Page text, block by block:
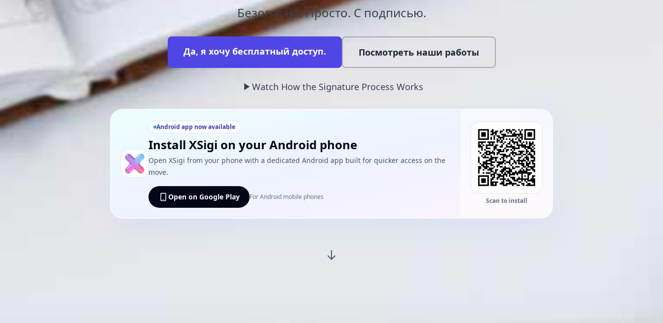
Безопасно. Просто. С подписью.
Да, я хочу бесплатный доступ. Посмотреть наши работы
Watch How the Signature Process Works
Android app now available
Install XSigi on your Android phone
Open XSigi from your phone with a dedicated Android app built for quicker access on the
move.
Open on Google Play For Android mobile phones Scan to install